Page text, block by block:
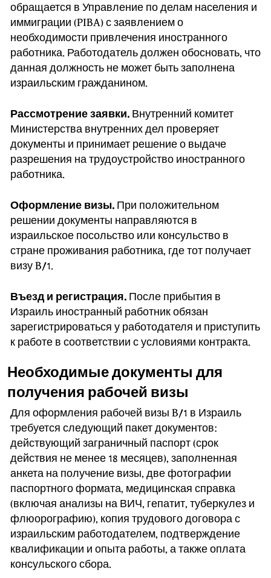
обращается в Управление по делам населения и
иммиграции (PIBA) с заявлением о
необходимости привлечения иностранного
работника. Работодатель должен обосновать, что
данная должность не может быть заполнена
израильским гражданином.
Рассмотрение заявки. Внутренний комитет
Министерства внутренних дел проверяет
документы и принимает решение о выдаче
разрешения на трудоустройство иностранного
работника.
Оформление визы. При положительном
решении документы направляются в
израильское посольство или консульство в
стране проживания работника, где тот получает
визу B/1.
Въезд и регистрация. После прибытия в
Израиль иностранный работник обязан
зарегистрироваться у работодателя и приступить
к работе в соответствии с условиями контракта.
Необходимые документы для
получения рабочей визы
Для оформления рабочей визы B/1 в Израиль
требуется следующий пакет документов:
действующий заграничный паспорт (срок
действия не менее 18 месяцев), заполненная
анкета на получение визы, две фотографии
паспортного формата, медицинская справка
(включая анализы на ВИЧ, гепатит, туберкулез и
флюорографию), копия трудового договора с
израильским работодателем, подтверждение
квалификации и опыта работы, а также оплата
консульского сбора.